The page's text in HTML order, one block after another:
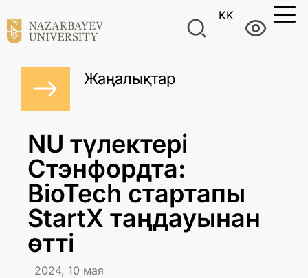
KK
Жаңалықтар
NU түлектері
Стэнфордта:
BioTech стартапы
StartX таңдауынан
өтті
2024, 10 мая